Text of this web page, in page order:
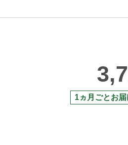
1ヵ月ごとお届